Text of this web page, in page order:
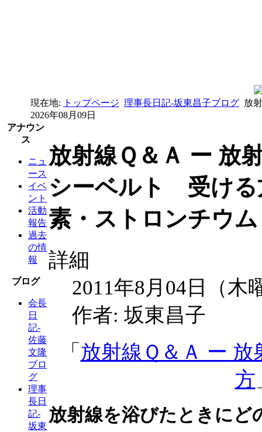
現在地: トップページ 理事長日記-坂東昌子ブログ 放
2026年08月09日
アナウン
ス
ニュ
ース
イベ
ント
活動
報告
過去
の情
報
ブログ
会長
日
記-
佐藤
文隆
ブロ
グ
理事
長日
記-
坂東
放射線Ｑ＆Ａ ー 放
シーベルト 受け
素・ストロンチウ
詳細
2011年8月04日（木
作者: 坂東昌子
「 放射線Ｑ＆Ａ ー
方
放射線を浴びたときにど